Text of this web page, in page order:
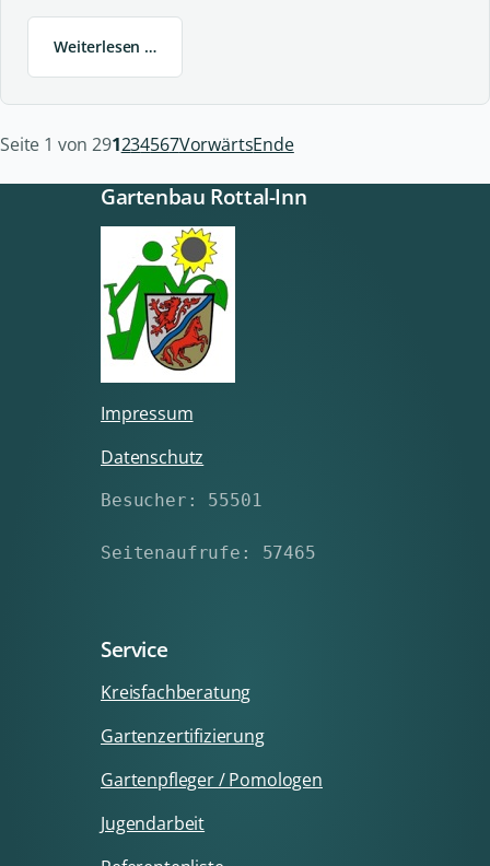
Weiterlesen …
Seite 1 von 291234567VorwärtsEnde
Gartenbau Rottal-Inn
Impressum
Datenschutz
Besucher: 55501
Seitenaufrufe: 57465
Service
Kreisfachberatung
Gartenzertifizierung
Gartenpfleger / Pomologen
Jugendarbeit